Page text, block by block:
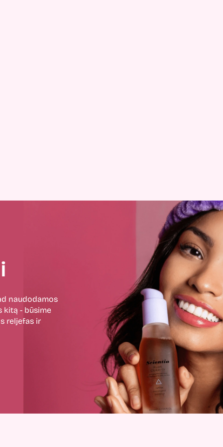
naudodamos
kitą - būsime
reljefas ir